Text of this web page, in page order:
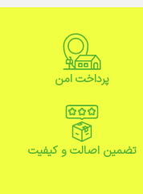
پرداخت امن
تضمین اصالت و کیفیت